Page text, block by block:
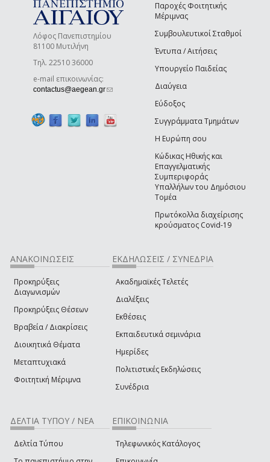
Λόφος Πανεπιστημίου
81100 Μυτιλήνη
Τηλ. 22510 36000
e-mail επικοινωνίας:
contactus@aegean.gr(link sends e-mail)
Παροχές Φοιτητικής
Μέριμνας
Συμβουλευτικοί Σταθμοί
Έντυπα / Αιτήσεις
Υπουργείο Παιδείας
Διαύγεια
Εύδοξος
Συγγράμματα Τμημάτων
Η Ευρώπη σου
Κώδικας Ηθικής και
Επαγγελματικής
Συμπεριφοράς
Υπαλλήλων του Δημόσιου
Τομέα
Πρωτόκολλα διαχείρισης
κρούσματος Covid-19
ΑΝΑΚΟΙΝΩΣΕΙΣ
Προκηρύξεις
Διαγωνισμών
Προκηρύξεις Θέσεων
Βραβεία / Διακρίσεις
Διοικητικά Θέματα
Μεταπτυχιακά
Φοιτητική Μέριμνα
ΕΚΔΗΛΩΣΕΙΣ / ΣΥΝΕΔΡΙΑ
Ακαδημαϊκές Τελετές
Διαλέξεις
Εκθέσεις
Εκπαιδευτικά σεμινάρια
Ημερίδες
Πολιτιστικές Εκδηλώσεις
Συνέδρια
ΔΕΛΤΙΑ ΤΥΠΟΥ / ΝΕΑ
Δελτία Τύπου
ΕΠΙΚΟΙΝΩΝΙΑ
Τηλεφωνικός Κατάλογος